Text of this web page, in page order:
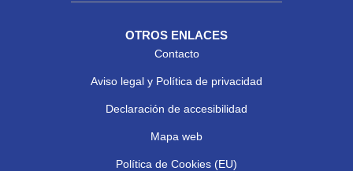
OTROS ENLACES
Contacto
Aviso legal y Política de privacidad
Declaración de accesibilidad
Mapa web
Política de Cookies (EU)